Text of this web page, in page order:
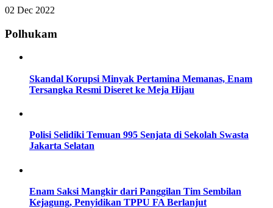
02 Dec 2022
Polhukam
Skandal Korupsi Minyak Pertamina Memanas, Enam
Tersangka Resmi Diseret ke Meja Hijau
Polisi Selidiki Temuan 995 Senjata di Sekolah Swasta
Jakarta Selatan
Enam Saksi Mangkir dari Panggilan Tim Sembilan
Kejagung, Penyidikan TPPU FA Berlanjut